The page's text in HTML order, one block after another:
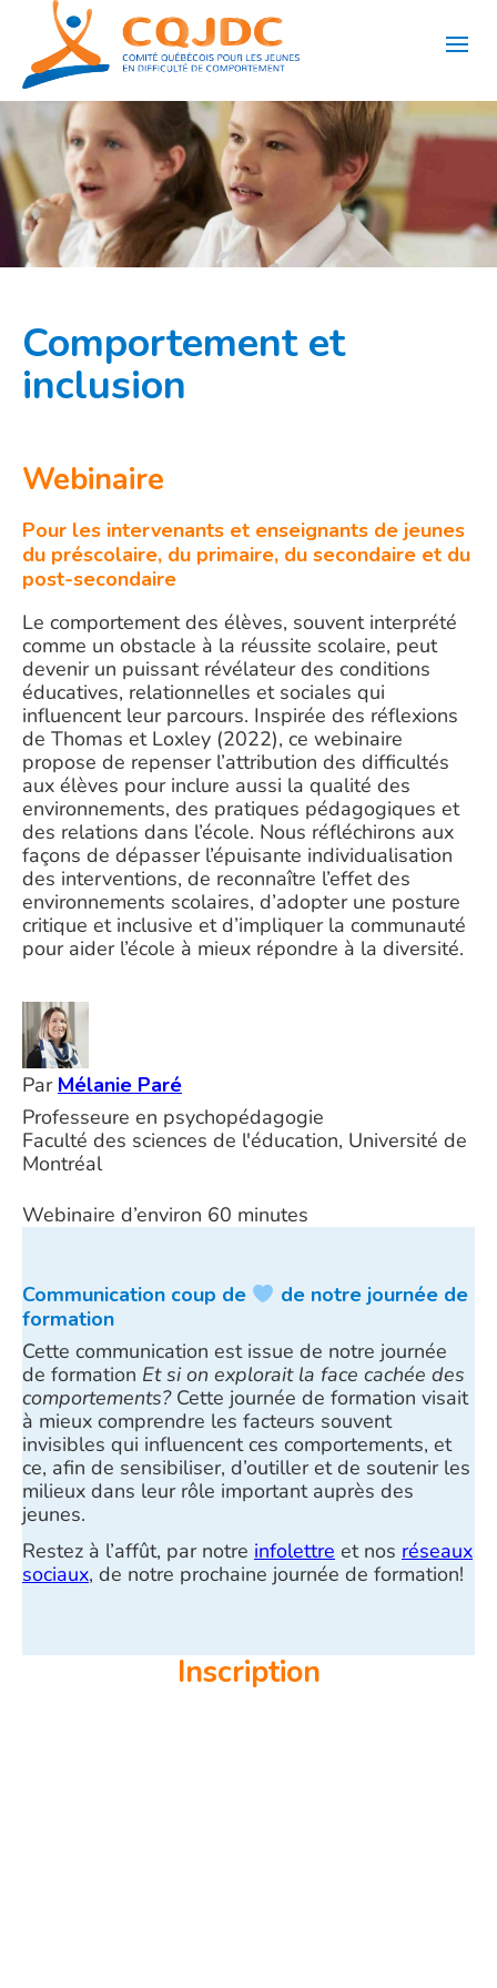
contenu
Comportement et
inclusion
Webinaire
Pour les intervenants et enseignants de jeunes
du préscolaire, du primaire, du secondaire et du
post-secondaire
Le comportement des élèves, souvent interprété
comme un obstacle à la réussite scolaire, peut
devenir un puissant révélateur des conditions
éducatives, relationnelles et sociales qui
influencent leur parcours. Inspirée des réflexions
de Thomas et Loxley (2022), ce webinaire
propose de repenser l’attribution des difficultés
aux élèves pour inclure aussi la qualité des
environnements, des pratiques pédagogiques et
des relations dans l’école. Nous réfléchirons aux
façons de dépasser l’épuisante individualisation
des interventions, de reconnaître l’effet des
environnements scolaires, d’adopter une posture
critique et inclusive et d’impliquer la communauté
pour aider l’école à mieux répondre à la diversité.
Par Mélanie Paré
Professeure en psychopédagogie
Faculté des sciences de l'éducation, Université de
Montréal
Webinaire d’environ 60 minutes
Communication coup de
de notre journée de
formation
Cette communication est issue de notre journée
de formation Et si on explorait la face cachée des
comportements?Cette journée de formation visait
à mieux comprendre les facteurs souvent
invisibles qui influencent ces comportements, et
ce, afin de sensibiliser, d’outiller et de soutenir les
milieux dans leur rôle important auprès des
jeunes.
Restez à l’affût, par notre infolettre et nos réseaux
sociaux, de notre prochaine journée de formation!
Inscription